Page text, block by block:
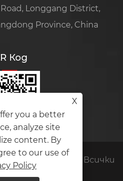
Longgang District,
Province, China
Код
Amplifier module Всички
запазени.
X
you a better
analyze site
content. By
to our use of
Policy